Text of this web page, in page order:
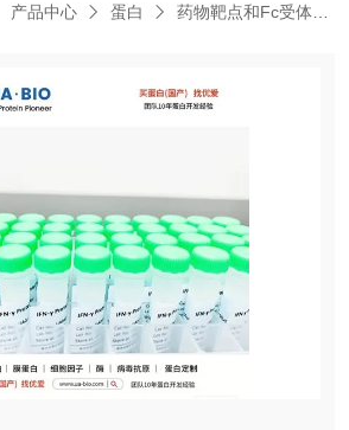
产品中心 蛋白 药物靶点和Fc受体